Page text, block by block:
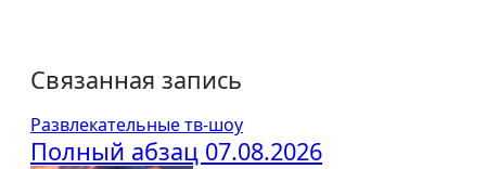
Связанная запись
Развлекательные тв-шоу
Полный абзац 07.08.2026